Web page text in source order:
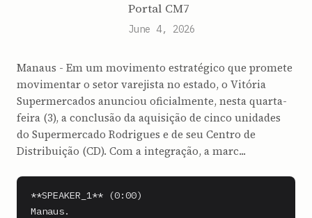
Portal CM7
June 4, 2026
Manaus - Em um movimento estratégico que promete
movimentar o setor varejista no estado, o Vitória
Supermercados anunciou oficialmente, nesta quarta-
feira (3), a conclusão da aquisição de cinco unidades
do Supermercado Rodrigues e de seu Centro de
Distribuição (CD). Com a integração, a marc...
**SPEAKER_1** (0:00)
Manaus.